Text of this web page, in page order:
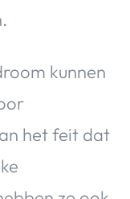
kunnen
het feit dat